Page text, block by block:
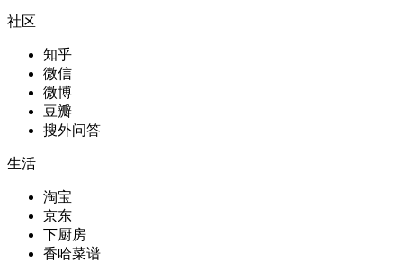
社区
知乎
微信
微博
豆瓣
搜外问答
生活
淘宝
京东
下厨房
香哈菜谱